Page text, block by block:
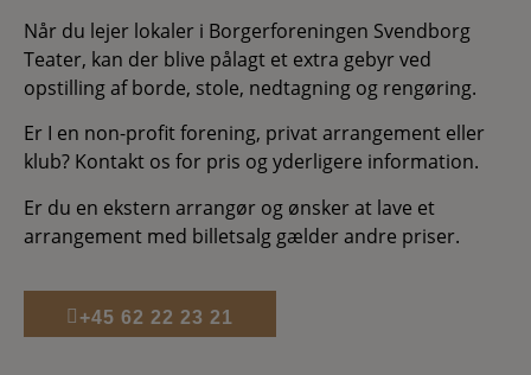
Når du lejer lokaler i Borgerforeningen Svendborg
Teater, kan der blive pålagt et extra gebyr ved
opstilling af borde, stole, nedtagning og rengøring.
Er I en non-profit forening, privat arrangement eller
klub? Kontakt os for pris og yderligere information.
Er du en ekstern arrangør og ønsker at lave et
arrangement med billetsalg gælder andre priser.
+45 62 22 23 21